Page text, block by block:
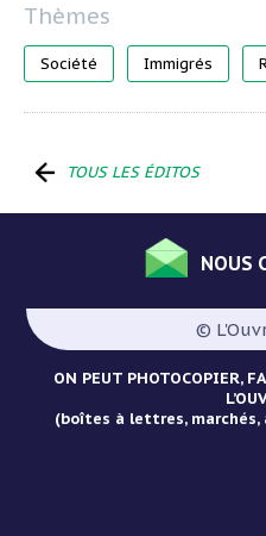
Société Immigrés
TOUS LES ÉDITOS
Pied
de
page
NOUS
©
ON PEUT PHOTOCOPIER,
(boîtes à lettres,